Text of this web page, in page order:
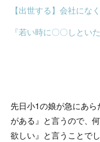
【出世する】会社にな
『若い時に〇〇しとい
先日小1の娘が急にあ
がある』と言うので、
欲しい』と言うことでし